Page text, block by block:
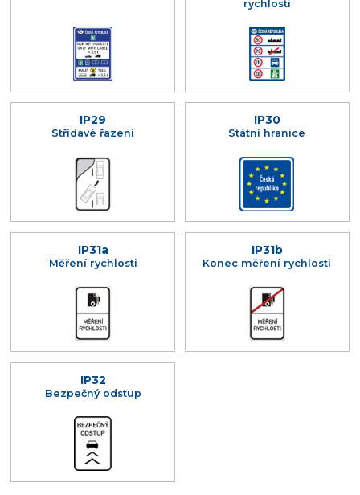
rychlosti
IP29
Střídavé řazení
IP30
Státní hranice
IP31a
Měření rychlosti
IP31b
Konec měření rychlosti
IP32
Bezpečný odstup